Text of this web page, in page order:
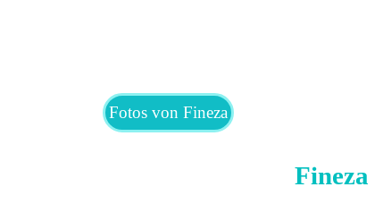
Fotos von Fineza
Fineza